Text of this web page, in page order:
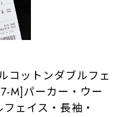
コットンダブルフェ
M]パーカー・ウー
ェイス・長袖・